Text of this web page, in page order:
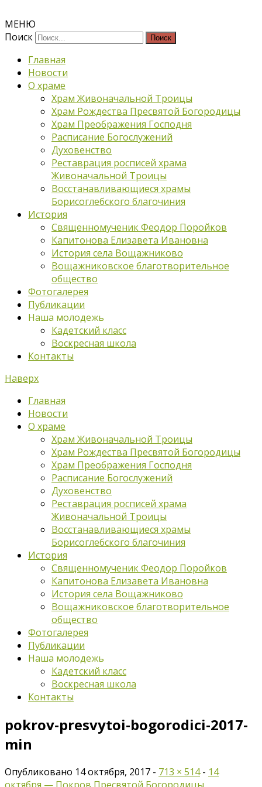
МЕНЮ
Поиск
Главная
Новости
О храме
Храм Живоначальной Троицы
Храм Рождества Пресвятой Богородицы
Храм Преображения Господня
Расписание Богослужений
Духовенство
Реставрация росписей храма
Живоначальной Троицы
Восстанавливающиеся храмы
Борисоглебского благочиния
История
Священномученик Феодор Поройков
Капитонова Елизавета Ивановна
История села Вощажниково
Вощажниковское благотворительное
общество
Фотогалерея
Публикации
Наша молодежь
Кадетский класс
Воскресная школа
Контакты
Наверх
Главная
Новости
О храме
Храм Живоначальной Троицы
Храм Рождества Пресвятой Богородицы
Храм Преображения Господня
Расписание Богослужений
Духовенство
Реставрация росписей храма
Живоначальной Троицы
Восстанавливающиеся храмы
Борисоглебского благочиния
История
Священномученик Феодор Поройков
Капитонова Елизавета Ивановна
История села Вощажниково
Вощажниковское благотворительное
общество
Фотогалерея
Публикации
Наша молодежь
Кадетский класс
Воскресная школа
Контакты
pokrov-presvytoi-bogorodici-2017-
min
Опубликовано 14 октября, 2017 - 713 × 514- 14